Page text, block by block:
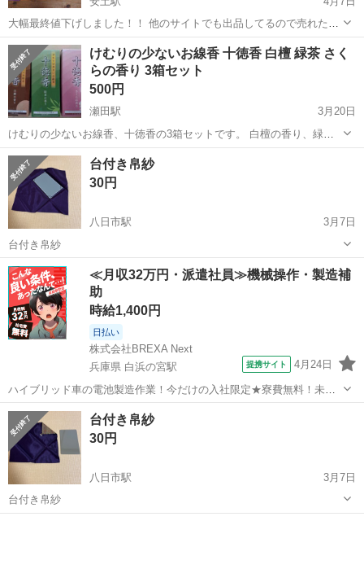
大幅最終値下げしました！！ 他のサイトでも出品してるので売れたら
消します。 もう必要ないので誰か使う方よかったらどうぞ！！ 新品で
買ったらかなり高い物ばかりを集めてまとめ売りです♪ 新品も中古品
もありですよ〜！！ かな...
滋賀 近江八幡市 安土駅 冠婚葬祭 仏具
けむりの少ないお線香 十徳香 白檀 緑茶 さく
らの香り 3箱セット
500円
瀬田駅
3月20日
けむりの少ないお線香、十徳香の3箱セットです。 白檀の香り、緑茶
の香り、さくらの香りの3種類をお楽しみいただけます。 【商品名】
けむりの少ないお線香 十徳香 【内容】白檀の香り、緑茶の香り、さく
らの香り 各1箱 【商品の状...
滋賀 大津市 瀬田駅
台付き帛紗
30円
八日市駅
3月7日
台付き帛紗
滋賀 東近江市 八日市駅 冠婚葬祭 帛紗
≪月収32万円・派遣社員≫機械操作・製造補
助
時給1,400円
日払い
株式会社BREXA Next
兵庫県 白浜の宮駅
提携サイト 4月24日
ハイブリッド車の電池製造作業！今だけの入社限定★寮費無料！未経
験活躍中★20～50代の男性活躍中！安定企業で長期で働きたい方オス
スメ！年間休日130日！正社員登用制度あり！マイカー通勤OK！ワン
ルーム寮完備！《兵庫県姫路市》...
兵庫 姫路市 白浜の宮駅
台付き帛紗
30円
八日市駅
3月7日
台付き帛紗